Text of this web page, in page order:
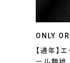
ONLY
【通年】
ール無地